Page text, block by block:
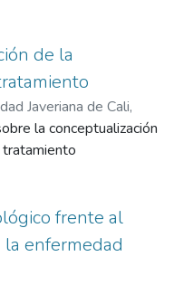
de la
Javeriana de Cali,
Diego Emiro
la conceptualización
tratamiento
frente al
enfermedad